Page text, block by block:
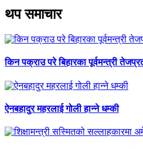
थप समाचार
किन पक्राउ परे बिहारका पूर्वमन्त्री
ऐनबहादुर महरलाई गोली हान्ने धम्की